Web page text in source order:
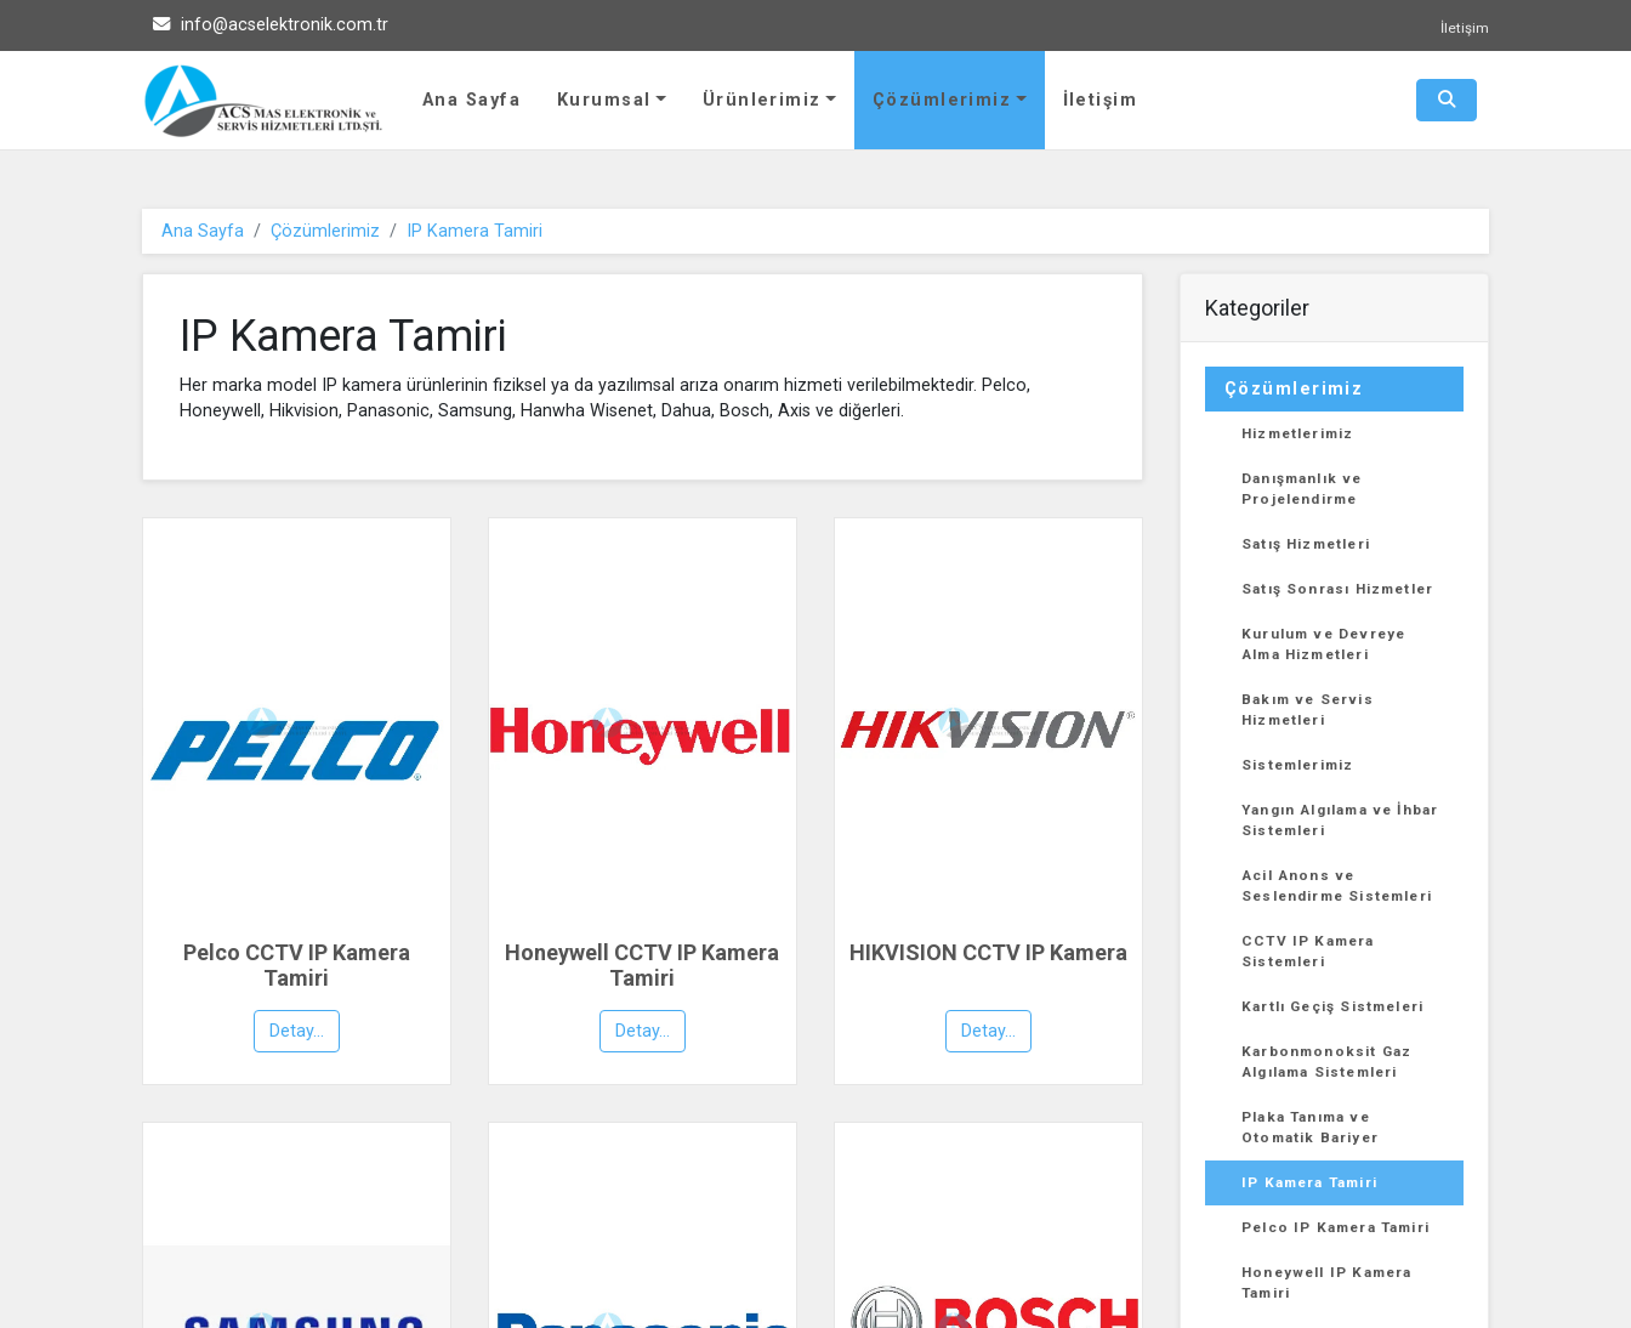
info@acselektronik.com.tr İletişim
Ana Sayfa Kurumsal Ürünlerimiz Çözümlerimiz İletişim Arama Aç-Kapat
Ana Sayfa Çözümlerimiz IP Kamera Tamiri
IP Kamera Tamiri
Her marka model IP kamera ürünlerinin fiziksel ya da yazılımsal arıza onarım hizmeti verilebilmektedir. Pelco,
Honeywell, Hikvision, Panasonic, Samsung, Hanwha Wisenet, Dahua, Bosch, Axis ve diğerleri.
Pelco CCTV IP Kamera
Tamiri
Detay...
Honeywell CCTV IP Kamera
Tamiri
Detay...
HIKVISION CCTV IP Kamera
Detay...
Kategoriler
Çözümlerimiz
Hizmetlerimiz
Danışmanlık ve
Projelendirme
Satış Hizmetleri
Satış Sonrası Hizmetler
Kurulum ve Devreye
Alma Hizmetleri
Bakım ve Servis
Hizmetleri
Sistemlerimiz
Yangın Algılama ve İhbar
Sistemleri
Acil Anons ve
Seslendirme Sistemleri
CCTV IP Kamera
Sistemleri
Kartlı Geçiş Sistmeleri
Karbonmonoksit Gaz
Algılama Sistemleri
Plaka Tanıma ve
Otomatik Bariyer
IP Kamera Tamiri
Pelco IP Kamera Tamiri
Honeywell IP Kamera
Tamiri